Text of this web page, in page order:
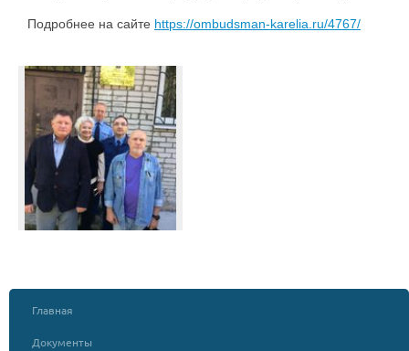
Подробнее на сайте https://ombudsman-karelia.ru/4767/
Главная
Документы